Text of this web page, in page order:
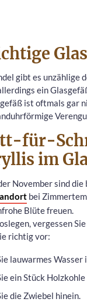
gibt es unzählige
ein
ist oftmals gar
für-
im
November sind die
bei
Blüte freuen.
vergessen
richtig vor:
lauwarmes Wasser
ein Stück
die Zwiebel hinein.